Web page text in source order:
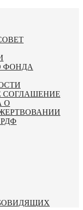
ФОНДА
СОГЛАШЕНИЕ
О